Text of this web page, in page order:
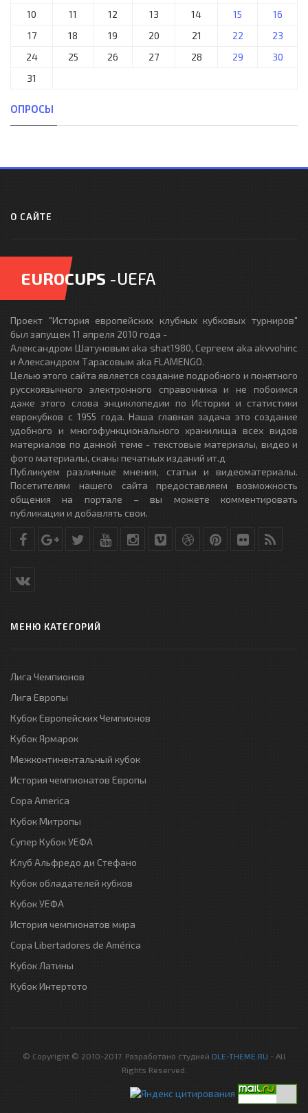
10
11 12 13 14 15
16
17
18 19 20 21 22
23
24
25 26 27 28 29
30
31
ОПРОСЫ
О САЙТЕ
EUROCUPS -UEFA
Проект "История европейских клубных кубковых турниров"
был запущен 11 апреля 2010 года -
Александром Шатуновым aka shat1980, Сергеем aka akvvohinc
и Александром Тарасовым aka FLAMENGO.
Целью этого сайта является создание подробного и понятного
русскоязычного электронного справочника и не побоимся
даже этого слова энциклопедии по Истории и статистики
еврокубков с 1955 года. Наша главная задача это создание
удобного и многофункционального хранилища всех видов
материалов по данной теме - текстовые материалы, видео и
фото материалы, сканы печатных изданий ит.д
Публикуем различные мнения, статьи и видеоматериалы.
Посетителям нашего сайта предоставляем возможность
общения на портале – вы можете комментировать
публикации и добавлять свои.
МЕНЮ КАТЕГОРИЙ
Лига Чемпионов
Лига Европы
Кубок Европейских Чемпионов
Кубок Ярмарок
Межконтинентальный кубок
История чемпионатов Европы
Copa America
Кубок Митропы
Супер Кубок УЕФА
Клуб Альфредо ди Стефано
Кубок обладателей кубков
Кубок УЕФА
История чемпионатов мира
Copa Libertadores de América
Кубок Латины
Кубок Интертото
© Copyright © 2010-2017. Разработано студией DLE-THEME.RU - All
Rights Reserved.